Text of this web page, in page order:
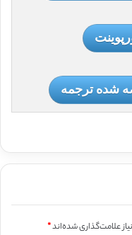
شده ترجمه
علامت‌گذاری شده‌اند*